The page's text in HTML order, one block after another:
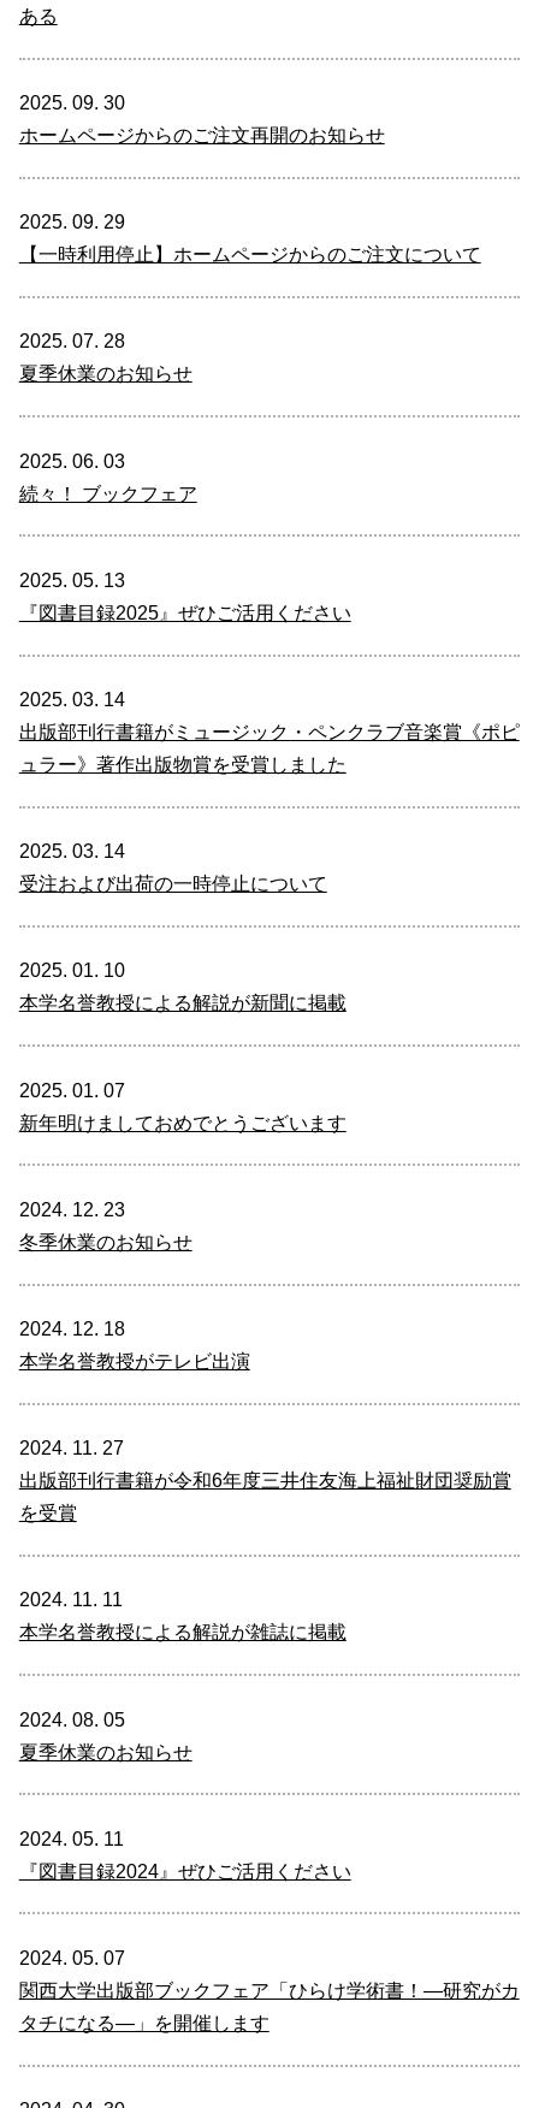
ある
2025. 09. 30
ホームページからのご注文再開のお知らせ
2025. 09. 29
【一時利用停止】ホームページからのご注文について
2025. 07. 28
夏季休業のお知らせ
2025. 06. 03
続々！ ブックフェア
2025. 05. 13
『図書目録2025』ぜひご活用ください
2025. 03. 14
出版部刊行書籍がミュージック・ペンクラブ音楽賞《ポピ
ュラー》著作出版物賞を受賞しました
2025. 03. 14
受注および出荷の一時停止について
2025. 01. 10
本学名誉教授による解説が新聞に掲載
2025. 01. 07
新年明けましておめでとうございます
2024. 12. 23
冬季休業のお知らせ
2024. 12. 18
本学名誉教授がテレビ出演
2024. 11. 27
出版部刊行書籍が令和6年度三井住友海上福祉財団奨励賞
を受賞
2024. 11. 11
本学名誉教授による解説が雑誌に掲載
2024. 08. 05
夏季休業のお知らせ
2024. 05. 11
『図書目録2024』ぜひご活用ください
2024. 05. 07
関西大学出版部ブックフェア「ひらけ学術書！―研究がカ
タチになる―」を開催します